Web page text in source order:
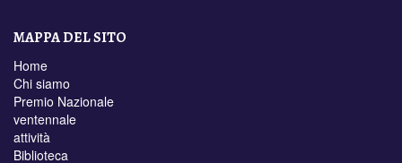
MAPPA DEL SITO
Home
Chi siamo
Premio Nazionale
ventennale
attività
Biblioteca